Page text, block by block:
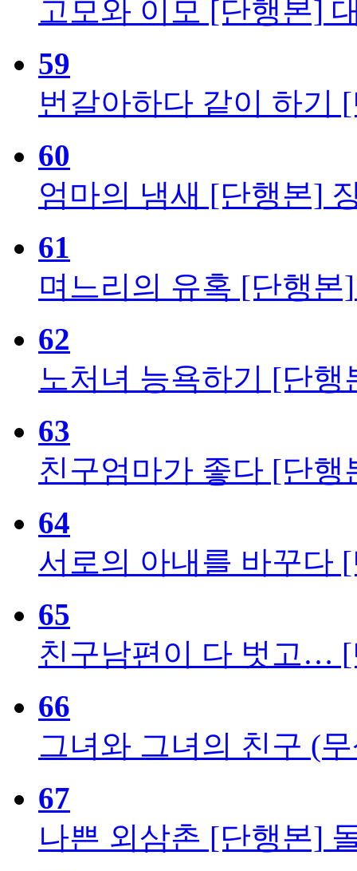
고모와 이모 [단행본]
59
번갈아하다 같이 하기
60
엄마의 냄새 [단행본]
61
며느리의 유혹 [단행본]
62
노처녀 능욕하기 [단행
63
친구엄마가 좋다 [단행
64
서로의 아내를 바꾸다
65
친구남편이 다 벗고…
66
그녀와 그녀의 친구 (
67
나쁜 외삼촌 [단행본]